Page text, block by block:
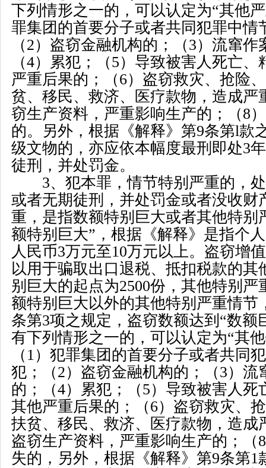
下列情形之一的，可以认定为“其他
罪集团的首要分子或者共同犯罪中情
（2）盗窃金融机构的；（3）流窜作
（4）累犯；（5）导致被害人死亡、
严重后果的；（6）盗窃救灾、抢险
贫、移民、救济、医疗款物，造成严
窃生产资料，严重影响生产的；（8
的。另外，根据《解释》第9条第l款
级文物的，亦应依本幅度最刑即处3
徒刑，并处罚金。
3、犯本罪，情节特别严重的，
或者无期徒刑，并处罚金或者没收财
重，是指数额特别巨大或者其他特别
额特别巨大” ，根据《解释》是指个
人民币3万元至10万元以上。盗窃增
以用于骗取出口退税、抵扣税款的其
别巨大的起点为2500份，其他特别严
额特别巨大以外的其他特别严重情节
条第3项之规定，盗窃数额达到 “数额
有下列情形之一的，可以认定为“其
（ 1）犯罪集团的首要分子或者共同
犯；（2）盗窃金融机构的；（3）流
的；（4）累犯；（5）导致被害人死
其他严重后果的；（6）盗窃救灾、
扶贫、移民、救济、医疗款物，造成
盗窃生产资料，严重影响生产的；（8
失的，另外，根据《解释》第9条第1